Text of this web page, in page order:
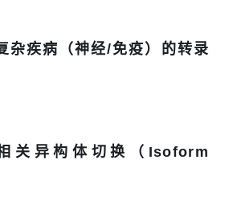
杂疾病（神经/免疫）的转录
关异构体切换（Isoform